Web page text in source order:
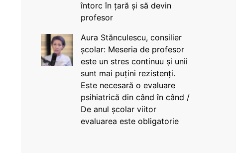
întorc în țară și să devin
profesor
Aura Stănculescu, consilier
școlar: Meseria de profesor
este un stres continuu și unii
sunt mai puțini rezistenți.
Este necesară o evaluare
psihiatrică din când în când /
De anul școlar viitor
evaluarea este obligatorie